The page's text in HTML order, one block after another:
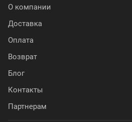
О компании
Доставка
Оплата
Возврат
Блог
Контакты
Партнерам